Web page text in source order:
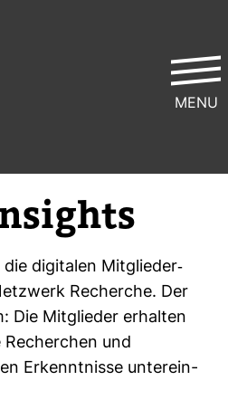
die digi­talen Mit­glieder-​
Recherche. Der
Die Mit­glieder erhalten
Recher­chen und
Erkennt­nisse unter­ein­
MENU